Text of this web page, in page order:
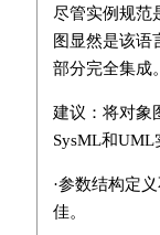
尽管实例规范
图显然是该语
部分完全集成。
建议：将对象
SysML和UML
·参数结构定
佳。